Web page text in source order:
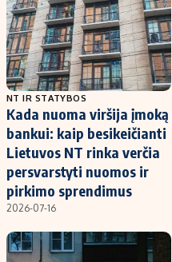
NT IR STATYBOS
Kada nuoma viršija įmoką
bankui: kaip besikeičianti
Lietuvos NT rinka verčia
persvarstyti nuomos ir
pirkimo sprendimus
2026-07-16